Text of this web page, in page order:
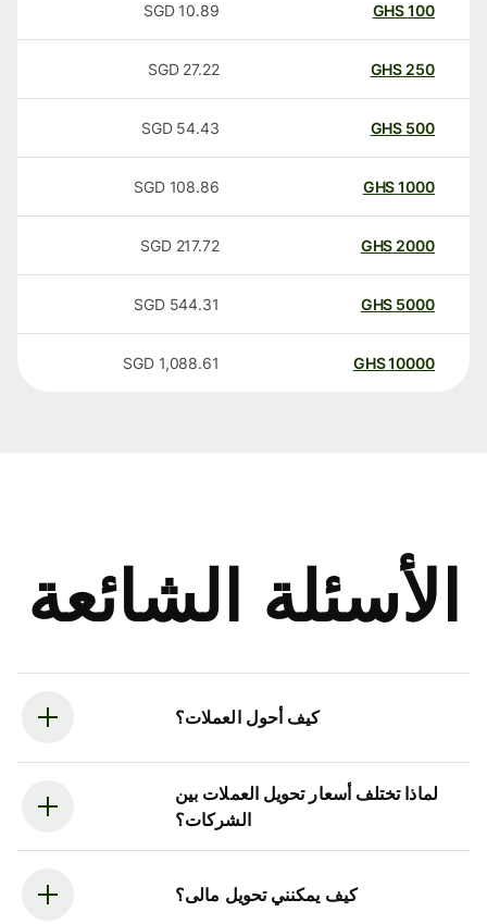
100
GHS
10.89
SGD
250
GHS
27.22
SGD
500
GHS
54.43
SGD
1000
GHS
108.86
SGD
2000
GHS
217.72
SGD
5000
GHS
544.31
SGD
10000
GHS
1,088.61
SGD
الأسئلة الشائعة
كيف أحول العملات؟
لماذا تختلف أسعار تحويل العملات بين
الشركات؟
كيف يمكنني تحويل مالى؟